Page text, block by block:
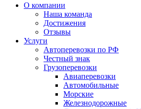
О компании
Наша команда
Достижения
Отзывы
Услуги
Автоперевозки по РФ
Честный знак
Грузоперевозки
Авиаперевозки
Автомобильные
Морские
Железнодорожные